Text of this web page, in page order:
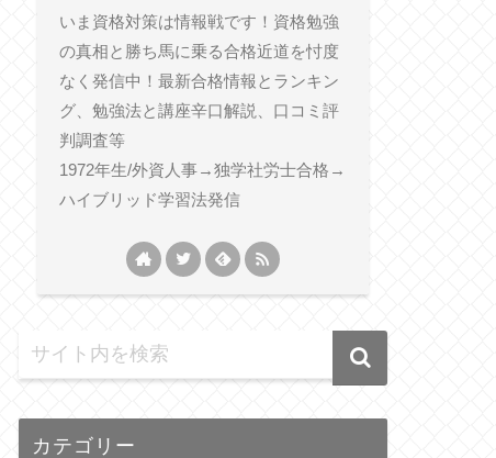
いま資格対策は情報戦です！資格勉強
の真相と勝ち馬に乗る合格近道を忖度
なく発信中！最新合格情報とランキン
グ、勉強法と講座辛口解説、口コミ評
判調査等
1972年生/外資人事→独学社労士合格→
ハイブリッド学習法発信
カテゴリー